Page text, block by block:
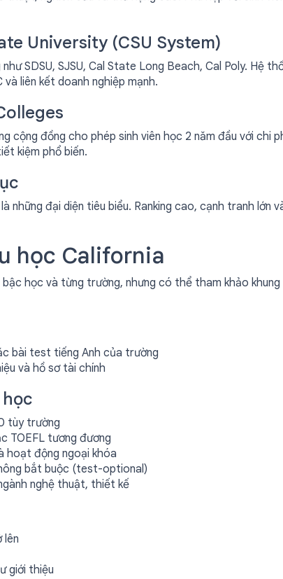
University (CSU System)
SDSU, SJSU, Cal State Long Beach, Cal Poly. Hệ
liên kết doanh nghiệp mạnh.
cộng đồng cho phép sinh viên học 2 năm đầu với chi
kiệm phổ biến.
những đại diện tiêu biểu. Ranking cao, cạnh tranh lớn
học California
học và từng trường, nhưng có thể tham khảo khung
bài test tiếng Anh của trường
và hồ sơ tài chính
tùy trường
TOEFL tương đương
hoạt động ngoại khóa
bắt buộc (test-optional)
nghệ thuật, thiết kế
lên
giới thiệu